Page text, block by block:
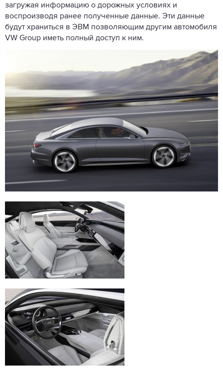
загружая информацию о дорожных условиях и
воспроизводя ранее полученные данные. Эти данные
будут храниться в ЭВМ позволяющим другим автомобиля
VW Group иметь полный доступ к ним.